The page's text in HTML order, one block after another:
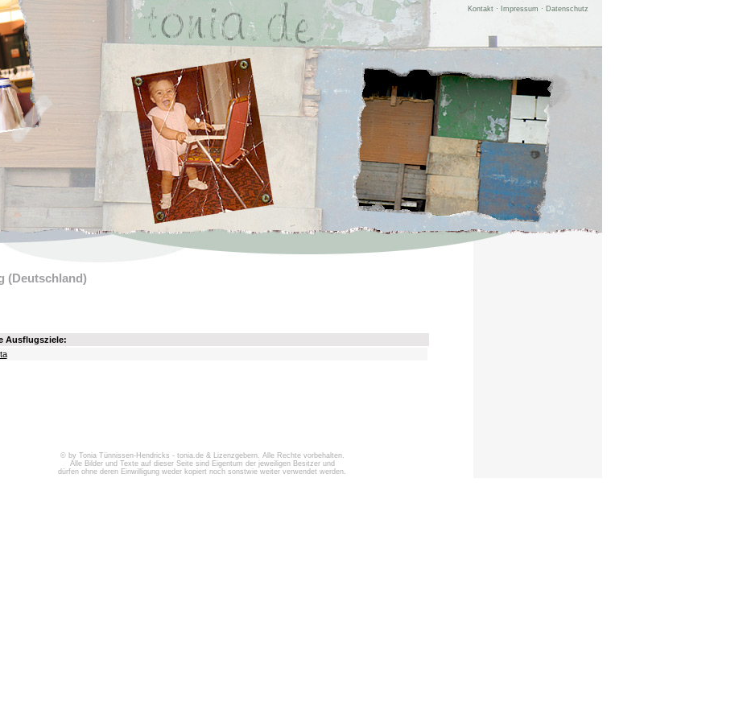
Kontakt· Impressum · Datenschutz
(Deutschland)
Ausflugsziele:
© by Tonia Tünnissen-Hendricks - tonia.de & Lizenzgebern. Alle Rechte vorbehalten.
Alle Bilder und Texte auf dieser Seite sind Eigentum der jeweiligen Besitzer und
dürfen ohne deren Einwilligung weder kopiert noch sonstwie weiter verwendet werden.